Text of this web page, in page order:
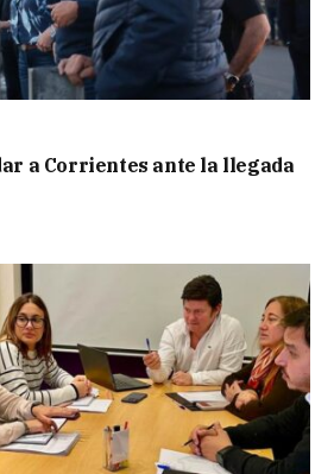
a Corrientes ante la llegada